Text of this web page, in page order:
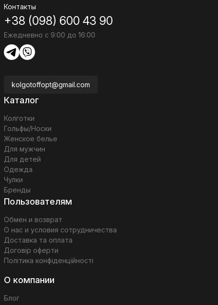
Контакты
+38 (098) 600 43 90
Ежедневно с 9:00 до 16:00
kolgotoffopt@gmail.com
Каталог
Колготки
Гольфы/Носки
Женское белье
Для мужчин
Для детей
Одежда
Чулки
Бренды
Пользователям
Обмен и возврат
О нас и условия сотрудничества
Доставка та оплата
Договір оферти
Політика конфіденційності
О компании
Блог